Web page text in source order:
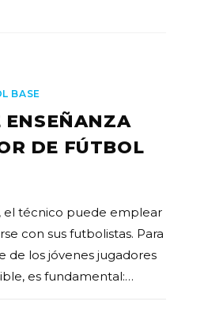
BASE
ENSEÑANZA
DE FÚTBOL
técnico puede emplear
con sus futbolistas. Para
de los jóvenes jugadores
es fundamental:…